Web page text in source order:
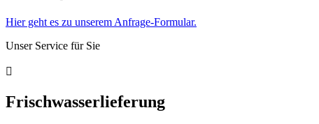
Hier geht es zu unserem Anfrage-Formular.
Unser Service für Sie

Frischwasserlieferung